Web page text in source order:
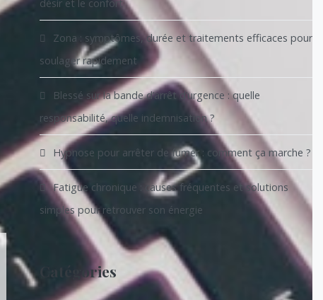
désir et le confort
Zona : symptômes, durée et traitements efficaces pour
soulager rapidement
Blessé sur la bande d’arrêt d’urgence : quelle
responsabilité, quelle indemnisation ?
Hypnose pour arrêter de fumer : comment ça marche ?
Fatigue chronique : causes fréquentes et solutions
simples pour retrouver son énergie
Catégories